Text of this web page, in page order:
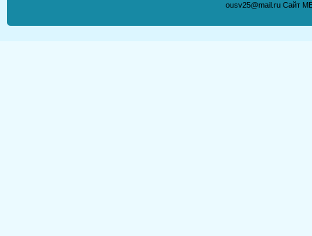
ousv25@mail.ru Сайт